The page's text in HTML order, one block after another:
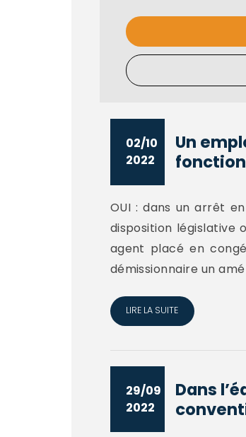
02/10
2022
Un
OUI : dans un arrêt
disposition législative
agent placé en
démissionnaire un
LIRE LA SUITE
29/09
2022
Dans